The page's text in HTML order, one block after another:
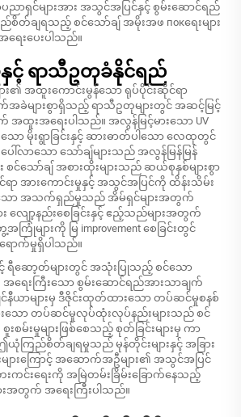
ာရှင်များအား အသွင်အပြင်နှင့် စွမ်းဆောင်ရည်
တ်ချရသည့် စင်သော်ချ် အမိုးအဖ покရေးများ
းပေးပါသည်။
င့် ရာသီဥတုခံနိုင်ရည်
ား၏ အထူးကောင်းမွန်သော ရုပ်ပိုင်းဆိုင်ရာ
များစွာရှိသည့် ရာသီဥတုများတွင် အဆင့်မြင့်
အထူးအရေးပါသည်။ အလွန်မြင့်မားသော UV
းသော မိုးရွာခြင်းနှင့် ဆားဓာတ်ပါသော လေထုတွင်
ါ်လာသော သော်ချ်များသည် အလွန်မြန်မြန်
င်သော်ချ် အစားထိုးများသည် ဆယ်စုနှစ်များစွာ
ရာ အားကောင်းမှုနှင့် အသွင်အပြင်ကို ထိန်းသိမ်း
ော အသက်ရှည်မှုသည် အိမ်ရှင်များအတွက်
လျော့နည်းစေခြင်းနှင့် ဧည့်သည်များအတွက်
များကို မြ improvement စေခြင်းတွင်
က်မှုရှိပါသည်။
ရီဆော့တ်များတွင် အသုံးပြုသည့် စင်သော
ရေးကြီးသော စွမ်းဆောင်ရည်အားသာချက်
နီယာများမှ ဒီဇိုင်းထုတ်ထားသော တပ်ဆင်မှုစနစ်
သော တပ်ဆင်မှုလုပ်ထုံးလုပ်နည်းများသည် စင်
စမ်းမှုများဖြစ်စေသည့် စုတ်ခြင်းများမှ ကာ
ကြည်စိတ်ချရမှုသည် မုန်တိုင်းများနှင့် အခြား
ျားကြောင့် အဆောက်အဦများ၏ အသွင်အပြင်
ကင်းရေးကို အမြဲတမ်းခြိမ်းခြောက်နေသည့်
းအတွက် အရေးကြီးပါသည်။